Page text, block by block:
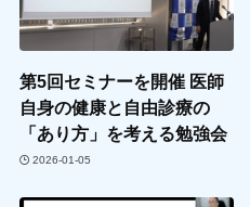
第5回セミナーを開催 医師
自身の健康と自由診療の
「あり方」を考える勉強会
2026-01-05